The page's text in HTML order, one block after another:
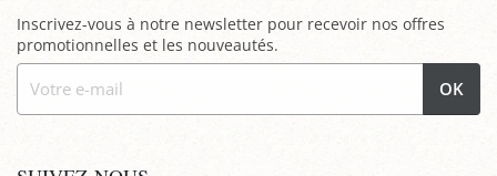
Inscrivez-vous à notre newsletter pour recevoir nos offres
promotionnelles et les nouveautés.
OK